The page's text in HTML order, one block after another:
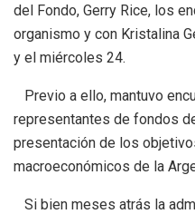
del Fondo, Gerry Rice, los
organismo y con Kristalina
y el miércoles 24.
Previo a ello, mantuvo
representantes de fondos
presentación de los
macroeconómicos de la
Si bien meses atrás la